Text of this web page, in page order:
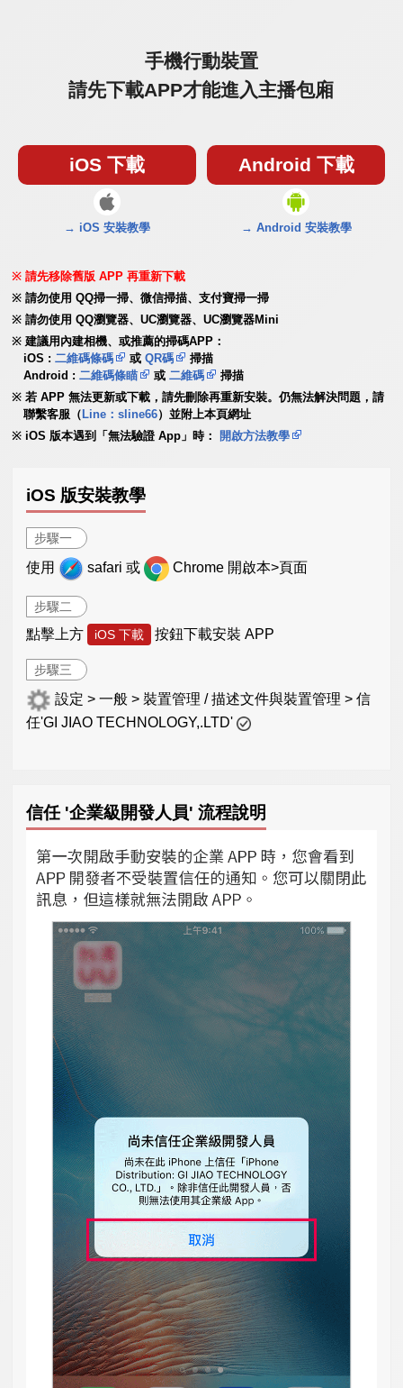
手機行動裝置
請先下載APP才能進入主播包廂
iOS 下載
→ iOS 安裝教學
Android 下載
→ Android 安裝教學
請先移除舊版 APP 再重新下載
請勿使用 QQ掃一掃、微信掃描、支付寶掃一掃
請勿使用 QQ瀏覽器、UC瀏覽器、UC瀏覽器Mini
建議用內建相機、或推薦的掃碼APP：
iOS :二維碼條碼 或QR碼
掃描
Android :二維碼條瞄 或二維碼
掃描
若 APP 無法更新或下載，請先刪除再重新安裝。仍無法解決問題，請
聯繫客服（ Line：sline66）並附上本頁網址
iOS 版本遇到「無法驗證 App」時：
開啟方法教學
iOS 版安裝教學
步驟一
使用 safari 或 Chrome 開啟本>頁面
步驟二
點擊上方 iOS 下載 按鈕下載安裝 APP
步驟三
設定 > 一般 > 裝置管理 / 描述文件與裝置管理 > 信
任'GI JIAO TECHNOLOGY,.LTD'
信任 '企業級開發人員' 流程說明